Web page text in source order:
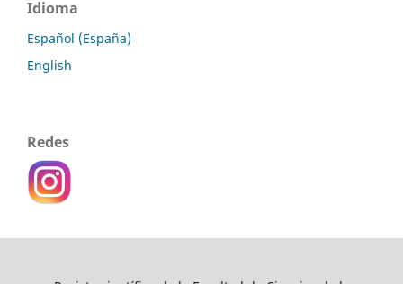
Idioma
Español (España)
English
Redes